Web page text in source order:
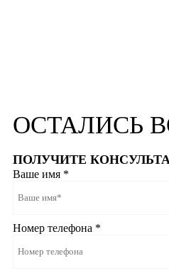
ОСТАЛИСЬ
ПОЛУЧИТЕ
Ваше имя *
Номер телефона *